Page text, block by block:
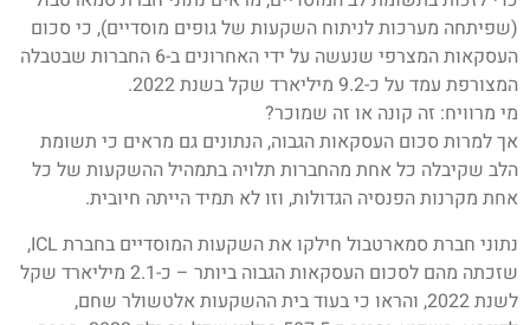
(שפיתחה מערכות לניתוח השקעות של גופים מוסדיים), כי סכום
העסקאות המצרפי שנעשה על ידי האחרונים ב-6 החברות שבטבלה
המצורפת עמד על כ-9.2 מיליארד שקל בשנת 2022.
מי מרוויח: זה קונה או זה שמוכר?
אך למרות סכום העסקאות הגבוה, הנתונים גם מראים כי תשומת
הלב שקיבלה כל אחת מהחברות תלויה בתמהיל ההשקעות של כל
אחת מקרנות הפנסיה הגדולות, וזו לא תמיד הייתה חיובית.
נתוני חברת סמארטבול חילקו את השקעות המוסדיים בחברת ICL,
שזכתה מהם לסכום העסקאות הגבוה ביותר – כ-2.1 מיליארד שקל
לשנת 2022, והראו כי בעוד בית ההשקעות אלטשולר שחם,